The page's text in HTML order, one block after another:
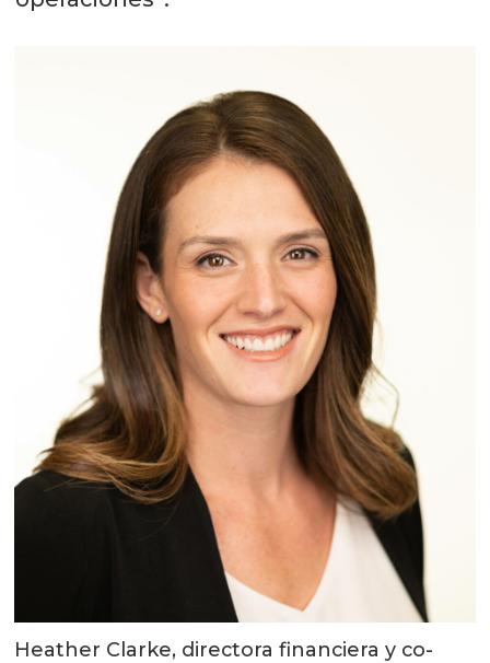
Heather Clarke, directora financiera y co-